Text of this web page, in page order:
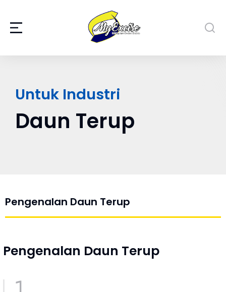
Untuk Industri
Daun Terup
Pengenalan Daun Terup
Pengenalan Daun Terup